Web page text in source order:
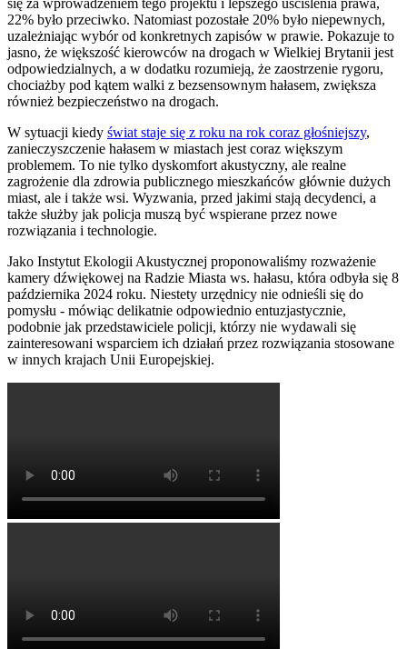
się za wprowadzeniem tego projektu i lepszego uściślenia prawa,
22% było przeciwko. Natomiast pozostałe 20% było niepewnych,
uzależniając wybór od konkretnych zapisów w prawie. Pokazuje to
jasno, że większość kierowców na drogach w Wielkiej Brytanii jest
odpowiedzialnych, a w dodatku rozumieją, że zaostrzenie rygoru,
chociażby pod kątem walki z bezsensownym hałasem, zwiększa
również bezpieczeństwo na drogach.
W sytuacji kiedy świat staje się z roku na rok coraz głośniejszy,
zanieczyszczenie hałasem w miastach jest coraz większym
problemem. To nie tylko dyskomfort akustyczny, ale realne
zagrożenie dla zdrowia publicznego mieszkańców głównie dużych
miast, ale i także wsi. Wyzwania, przed jakimi stają decydenci, a
także służby jak policja muszą być wspierane przez nowe
rozwiązania i technologie.
Jako Instytut Ekologii Akustycznej proponowaliśmy rozważenie
kamery dźwiękowej na Radzie Miasta ws. hałasu, która odbyła się 8
października 2024 roku. Niestety urzędnicy nie odnieśli się do
pomysłu - mówiąc delikatnie odpowiednio entuzjastycznie,
podobnie jak przedstawiciele policji, którzy nie wydawali się
zainteresowani wsparciem ich działań przez rozwiązania stosowane
w innych krajach Unii Europejskiej.